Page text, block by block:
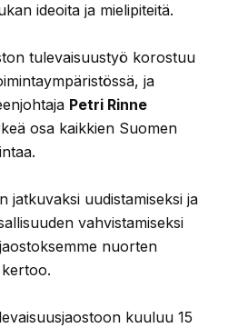
ideoita ja mielipiteitä.
tulevaisuustyö korostuu
ja
Petri Rinne
osa kaikkien Suomen
jatkuvaksi uudistamiseksi ja
vahvistamiseksi
nuorten
kuuluu 15